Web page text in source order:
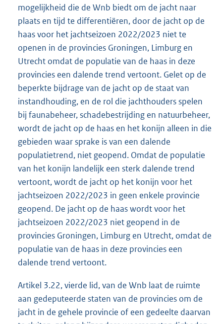
mogelijkheid die de Wnb biedt om de jacht naar
plaats en tijd te differentiëren, door de jacht op de
haas voor het jachtseizoen 2022/2023 niet te
openen in de provincies Groningen, Limburg en
Utrecht omdat de populatie van de haas in deze
provincies een dalende trend vertoont. Gelet op de
beperkte bijdrage van de jacht op de staat van
instandhouding, en de rol die jachthouders spelen
bij faunabeheer, schadebestrijding en natuurbeheer,
wordt de jacht op de haas en het konijn alleen in die
gebieden waar sprake is van een dalende
populatietrend, niet geopend. Omdat de populatie
van het konijn landelijk een sterk dalende trend
vertoont, wordt de jacht op het konijn voor het
jachtseizoen 2022/2023 in geen enkele provincie
geopend. De jacht op de haas wordt voor het
jachtseizoen 2022/2023 niet geopend in de
provincies Groningen, Limburg en Utrecht, omdat de
populatie van de haas in deze provincies een
dalende trend vertoont.
Artikel 3.22, vierde lid, van de Wnb laat de ruimte
aan gedeputeerde staten van de provincies om de
jacht in de gehele provincie of een gedeelte daarvan